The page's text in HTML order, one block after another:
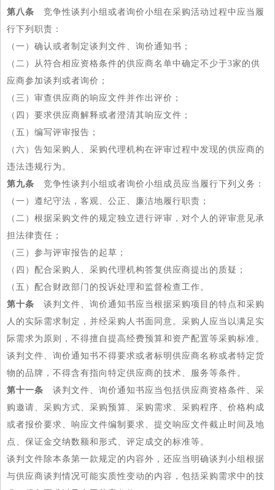
第八条 竞争性谈判小组或者询价小组在采购活动过程中应当履
行下列职责：
（一）确认或者制定谈判文件、询价通知书；
（二）从符合相应资格条件的供应商名单中确定不少于3家的供
应商参加谈判或者询价；
（三）审查供应商的响应文件并作出评价；
（四）要求供应商解释或者澄清其响应文件；
（五）编写评审报告；
（六）告知采购人、采购代理机构在评审过程中发现的供应商的
违法违规行为。
第九条 竞争性谈判小组或者询价小组成员应当履行下列义务：
（一）遵纪守法，客观、公正、廉洁地履行职责；
（二）根据采购文件的规定独立进行评审，对个人的评审意见承
担法律责任；
（三）参与评审报告的起草；
（四）配合采购人、采购代理机构答复供应商提出的质疑；
（五）配合财政部门的投诉处理和监督检查工作。
第十条 谈判文件、询价通知书应当根据采购项目的特点和采购
人的实际需求制定，并经采购人书面同意。采购人应当以满足实
际需求为原则，不得擅自提高经费预算和资产配置等采购标准。
谈判文件、询价通知书不得要求或者标明供应商名称或者特定货
物的品牌，不得含有指向特定供应商的技术、服务等条件。
第十一条 谈判文件、询价通知书应当包括供应商资格条件、采
购邀请、采购方式、采购预算、采购需求、采购程序、价格构成
或者报价要求、响应文件编制要求、提交响应文件截止时间及地
点、保证金交纳数额和形式、评定成交的标准等。
谈判文件除本条第一款规定的内容外，还应当明确谈判小组根据
与供应商谈判情况可能实质性变动的内容，包括采购需求中的技